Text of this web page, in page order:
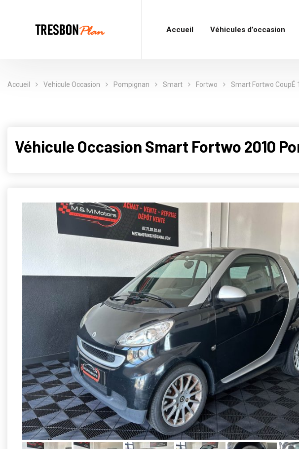
Accueil Véhicules d’occasion
Accueil Vehicule Occasion Pompignan Smart Fortwo Smart Fortwo CoupÉ
Véhicule Occasion Smart Fortwo 2010